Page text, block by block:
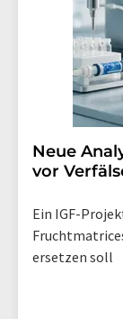
Neue
vor
Ein IGF-
ersetzen soll